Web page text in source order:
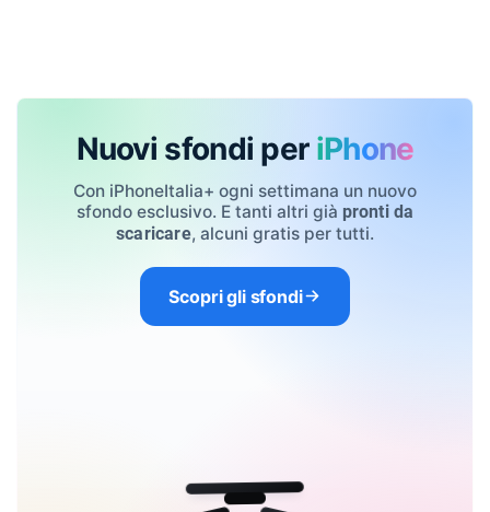
Nuovi sfondi per iPhone
Con iPhoneItalia+ ogni settimana un nuovo
sfondo esclusivo. E tanti altri già pronti da
scaricare, alcuni gratis per tutti.
Scopri gli sfondi